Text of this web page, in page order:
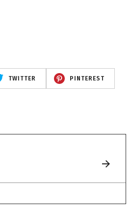
TWITTER PINTEREST